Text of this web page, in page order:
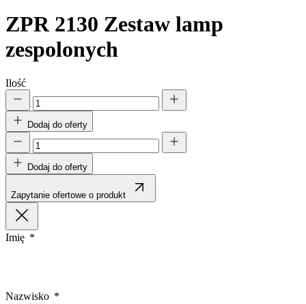
ZPR 2130 Zestaw lamp
zespolonych
Ilość
Dodaj do oferty
Dodaj do oferty
Zapytanie ofertowe o produkt
Imię
Nazwisko